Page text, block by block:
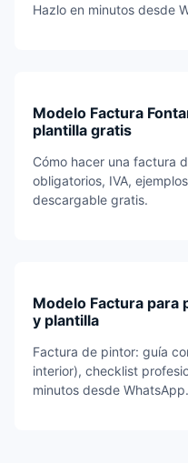
Hazlo en minutos desde
Modelo Factura
plantilla gratis
Cómo hacer una factura
obligatorios, IVA,
descargable gratis.
Modelo Factura
y plantilla
Factura de pintor: guía
interior), checklist
minutos desde WhatsApp.